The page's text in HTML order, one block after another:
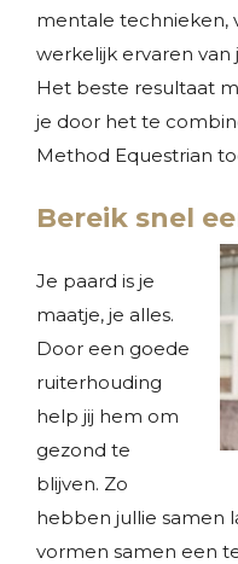
mentale technieken,
werkelijk ervaren
Het beste resultaat
je door het te
Method Equestrian
Bereik snel
Je paard is je
maatje, je alles.
Door een goede
ruiterhouding
help jij hem om
gezond te
blijven. Zo
hebben jullie samen
vormen samen een